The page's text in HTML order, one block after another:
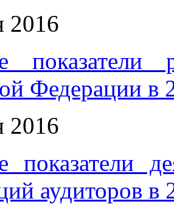
2016
показатели
Федерации в
2016
показатели
аудиторов в